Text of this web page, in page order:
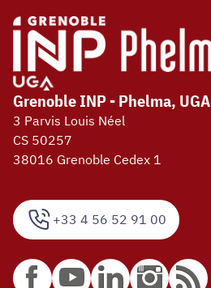
+33 4 56 52 91 00
Grenoble INP - Phelma, UGA
3 Parvis Louis Néel
CS 50257
38016 Grenoble Cedex 1